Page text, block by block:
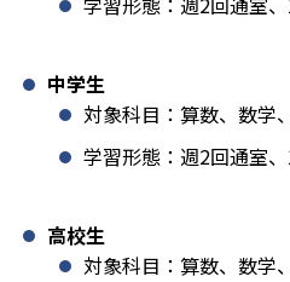
中学生
対象科目：算数、数学
学習形態：週2回通室
高校生
対象科目：算数、数学